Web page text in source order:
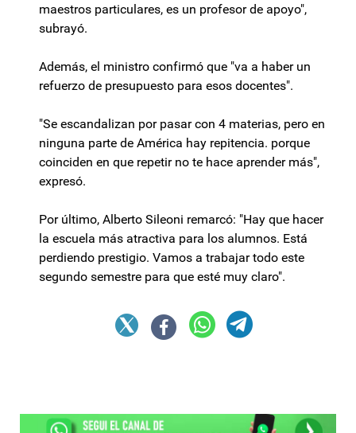
maestros particulares, es un profesor de apoyo",
subrayó.
Además, el ministro confirmó que "va a haber un
refuerzo de presupuesto para esos docentes".
"Se escandalizan por pasar con 4 materias, pero en
ninguna parte de América hay repitencia. porque
coinciden en que repetir no te hace aprender más",
expresó.
Por último, Alberto Sileoni remarcó: "Hay que hacer
la escuela más atractiva para los alumnos. Está
perdiendo prestigio. Vamos a trabajar todo este
segundo semestre para que esté muy claro".